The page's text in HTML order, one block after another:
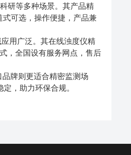
研等多种场景。其产品精
可选，操作便捷，产品兼
用广泛。其在线浊度仪精
，全国设有服务网点，售后
牌则更适合精密监测场
，助力环保合规。